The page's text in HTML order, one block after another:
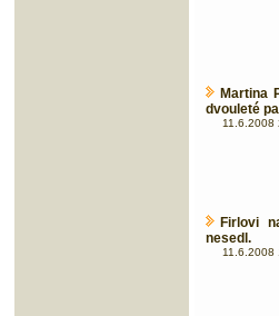
Martina
dvouleté
11.6.2008
Firlovi
nesedl.
11.6.2008